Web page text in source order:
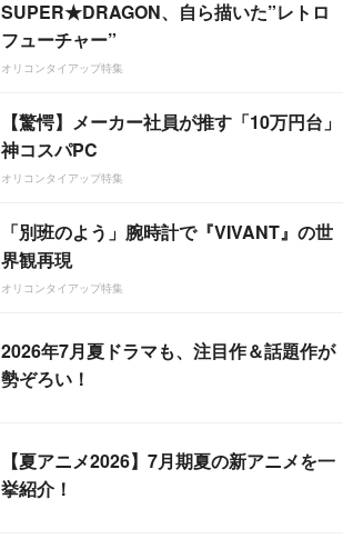
SUPER★DRAGON、自ら描いた”レトロ
フューチャー”
オリコンタイアップ特集
【驚愕】メーカー社員が推す「10万円台」
神コスパPC
オリコンタイアップ特集
「別班のよう」腕時計で『VIVANT』の世
界観再現
オリコンタイアップ特集
2026年7月夏ドラマも、注目作＆話題作が
勢ぞろい！
【夏アニメ2026】7月期夏の新アニメを一
挙紹介！